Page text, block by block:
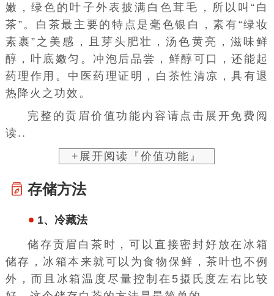
嫩，绿色的叶子外表披满白色茸毛，所以叫“白
茶”。白茶最主要的特点是毫色银白，素有“绿妆
素裹”之美感，且 芽头 肥壮，汤色黄亮，滋味鲜
醇，叶底嫩匀。冲泡后品尝，鲜醇可口，还能起
药理作用 。中医药理证明，白茶性清凉，具有退
热降火之功效。
完整的贡眉价值功能内容请点击展开免费阅
读..
+展开阅读『价值功能』
存储方法
1、冷藏法
储存贡眉白茶时，可以直接密封好放在冰箱
储存，冰箱本来就可以为食物保鲜，茶叶也不例
外，而且冰箱温度尽量控制在5摄氏度 左右比较